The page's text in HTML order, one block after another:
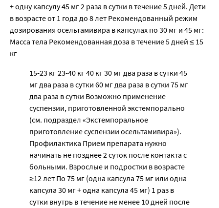
+ одну капсулу 45 мг 2 раза в сутки в течение 5 дней. Дети
в возрасте от 1 года до 8 лет Рекомендованный режим
дозирования осельтамивира в капсулах по 30 мг и 45 мг:
Масса тела Рекомендованная доза в течение 5 дней ≤ 15
кг
15-23 кг 23-40 кг 40 кг 30 мг два раза в сутки 45
мг два раза в сутки 60 мг два раза в сутки 75 мг
два раза в сутки Возможно применение
суспензии, приготовленной экстемпорально
(см. подраздел «Экстемпоральное
приготовление суспензии осельтамивира»).
Профилактика Прием препарата нужно
начинать не позднее 2 суток после контакта с
больными. Взрослые и подростки в возрасте
≥12 лет По 75 мг (одна капсула 75 мг или одна
капсула 30 мг + одна капсула 45 мг) 1 раз в
сутки внутрь в течение не менее 10 дней после